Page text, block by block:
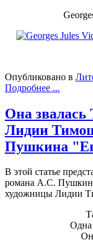
Опубликовано в
Подробнее ...
Она звалась
Лидии
Пушкина
В этой статье
романа А.С.
художницы Лидии
Одна